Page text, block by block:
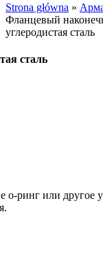
Strona główna »
Фланцевый
углеродистая сталь
сталь
ринг или другое